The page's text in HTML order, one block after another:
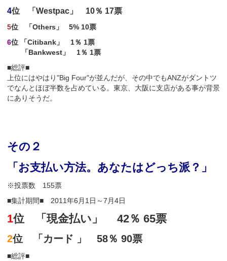
4位 「Westpac」 10％ 17票
5位 「Others」 5% 10票
6位 「Citibank」 1％ 1票
「Bankwest」 1％ 1票
■総評■
上位にはやはり"Big Four"が並んだが、その中でもANZがダントツ
でなんとほぼ半数を占めている。東京、大阪に支店がある事が背景
にありそうだ。
その２
「お支払い方法。あなたはどっち派？」
※投票数 155票
■集計期間■ 2011年6月1日～7月4日
1位 「現金払い」 42％ 65票
2位 「カード 」 58％ 90票
■総評■